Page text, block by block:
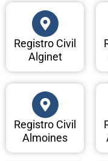
Registro Civil
Alginet
Registro Civil
Almoines